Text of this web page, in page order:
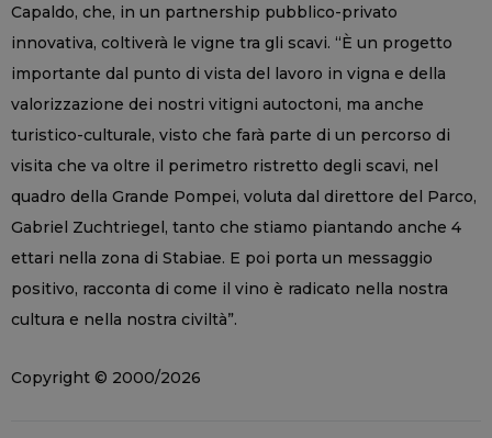
Capaldo, che, in un partnership pubblico-privato
innovativa, coltiverà le vigne tra gli scavi. “È un progetto
importante dal punto di vista del lavoro in vigna e della
valorizzazione dei nostri vitigni autoctoni, ma anche
turistico-culturale, visto che farà parte di un percorso di
visita che va oltre il perimetro ristretto degli scavi, nel
quadro della Grande Pompei, voluta dal direttore del Parco,
Gabriel Zuchtriegel, tanto che stiamo piantando anche 4
ettari nella zona di Stabiae. E poi porta un messaggio
positivo, racconta di come il vino è radicato nella nostra
cultura e nella nostra civiltà”.
Copyright © 2000/2026